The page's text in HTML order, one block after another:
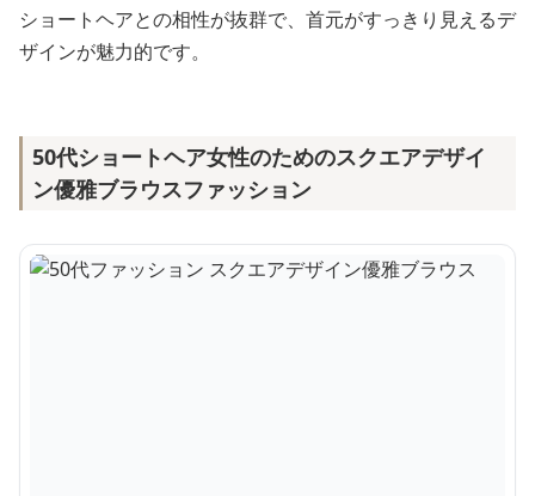
ショートヘアとの相性が抜群で、首元がすっきり見えるデ
ザインが魅力的です。
50代ショートヘア女性のためのスクエアデザイ
ン優雅ブラウスファッション